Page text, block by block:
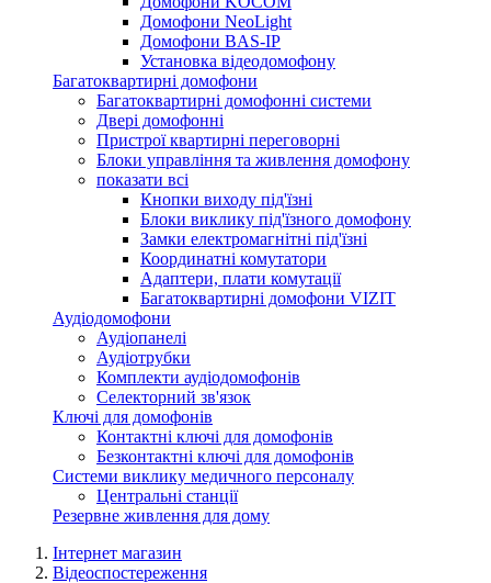
Домофони NeoLight
Домофони BAS-IP
Установка відеодомофону
Багатоквартирні домофони
Багатоквартирні домофонні системи
Двері домофонні
Пристрої квартирні переговорні
Блоки управління та живлення домофону
показати всі
Кнопки виходу під'їзні
Блоки виклику під'їзного домофону
Замки електромагнітні під'їзні
Координатні комутатори
Адаптери, плати комутації
Багатоквартирні домофони VIZIT
Аудіодомофони
Аудіопанелі
Аудіотрубки
Комплекти аудіодомофонів
Селекторний зв'язок
Ключі для домофонів
Контактні ключі для домофонів
Безконтактні ключі для домофонів
Системи виклику медичного персоналу
Центральні станції
Резервне живлення для дому
Інтернет магазин
Відеоспостереження